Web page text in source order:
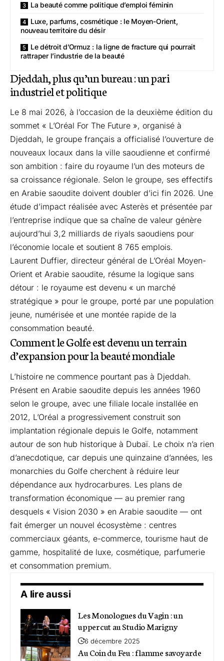
La beauté comme politique d’emploi féminin
Luxe, parfums, cosmétique : le Moyen-Orient,
nouveau territoire du désir
Le détroit d’Ormuz : la ligne de fracture qui pourrait
rattraper l’industrie de la beauté
Djeddah, plus qu’un bureau : un pari
industriel et politique
Le 8 mai 2026, à l’occasion de la deuxième édition du
sommet « L’Oréal For The Future », organisé à
Djeddah, le groupe français a officialisé l’ouverture de
nouveaux locaux dans la ville saoudienne et confirmé
son ambition : faire du royaume l’un des moteurs de
sa croissance régionale. Selon le groupe, ses effectifs
en Arabie saoudite doivent doubler d’ici fin 2026. Une
étude d’impact réalisée avec Asterès et présentée par
l’entreprise indique que sa chaîne de valeur génère
aujourd’hui 3,2 milliards de riyals saoudiens pour
l’économie locale et soutient 8 765 emplois.
Laurent Duffier, directeur général de L’Oréal Moyen-
Orient et Arabie saoudite, résume la logique sans
détour : le royaume est devenu « un marché
stratégique » pour le groupe, porté par une population
jeune, numérisée et une montée rapide de la
consommation beauté.
Comment le Golfe est devenu un terrain
d’expansion pour la beauté mondiale
L’histoire ne commence pourtant pas à Djeddah.
Présent en Arabie saoudite depuis les années 1960
selon le groupe, avec une filiale locale installée en
2012, L’Oréal a progressivement construit son
implantation régionale depuis le Golfe, notamment
autour de son hub historique à Dubaï. Le choix n’a rien
d’anecdotique, car depuis une quinzaine d’années, les
monarchies du Golfe cherchent à réduire leur
dépendance aux hydrocarbures. Les plans de
transformation économique — au premier rang
desquels « Vision 2030 » en Arabie saoudite — ont
fait émerger un nouvel écosystème : centres
commerciaux géants, e-commerce, tourisme haut de
gamme, hospitalité de luxe, cosmétique, parfumerie
et consommation premium.
A lire aussi
Les Monologues du Vagin : un
uppercut au Studio Marigny
6 décembre 2025
Au Coin du Feu : flamme savoyarde